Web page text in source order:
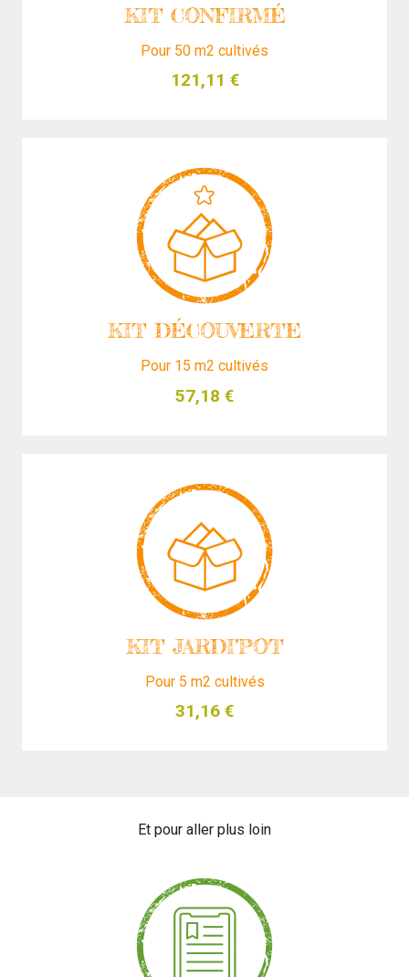
KIT CONFIRMÉ
Pour 50 m2 cultivés
121,11 €
KIT DÉCOUVERTE
Pour 15 m2 cultivés
57,18 €
KIT JARDI’POT
Pour 5 m2 cultivés
31,16 €
Et pour aller plus loin